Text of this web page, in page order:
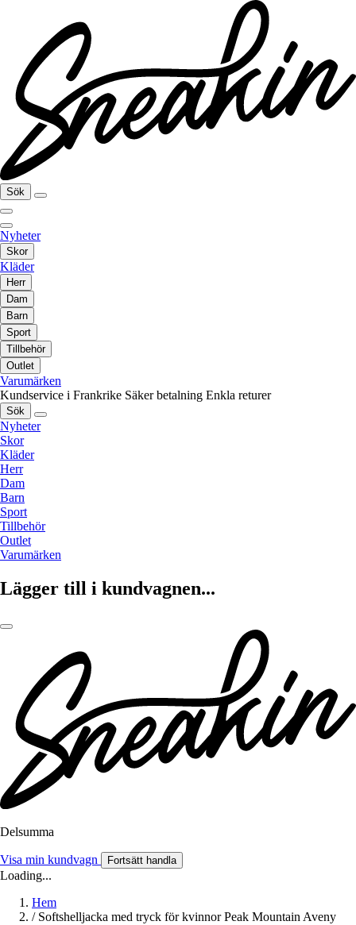
Sök
Nyheter
Skor
Kläder
Herr
Dam
Barn
Sport
Tillbehör
Outlet
Varumärken
Kundservice i Frankrike Säker betalning Enkla returer
Sök
Nyheter
Skor
Kläder
Herr
Dam
Barn
Sport
Tillbehör
Outlet
Varumärken
Lägger till i kundvagnen...
Delsumma
Visa min kundvagn Fortsätt handla
Loading...
Hem
/ Softshelljacka med tryck för kvinnor Peak Mountain Aveny